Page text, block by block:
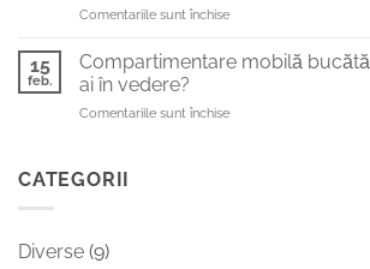
să
cont
crea
Comentariile sunt închisepentru
la
6
15
feb.
Compartimentare mobilă
ai în vedere?
Comentariile sunt închisepentru
CATEGORII
Diverse (9)